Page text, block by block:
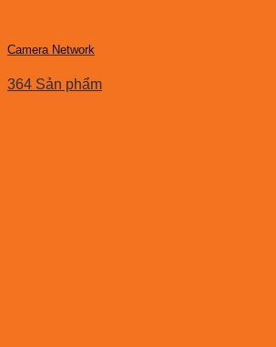
Camera Network
364 Sản phẩm